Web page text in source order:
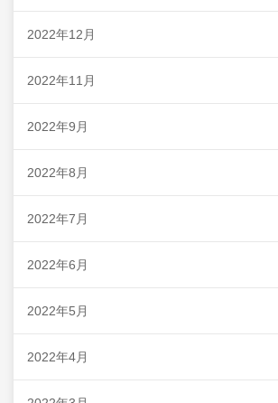
2022年12月
2022年11月
2022年9月
2022年8月
2022年7月
2022年6月
2022年5月
2022年4月